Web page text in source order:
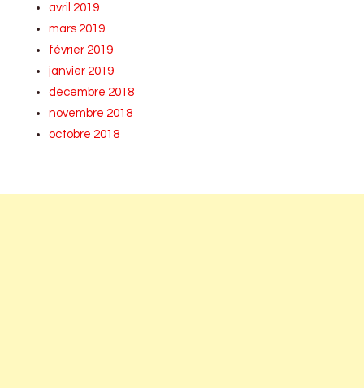
avril 2019
mars 2019
février 2019
janvier 2019
décembre 2018
novembre 2018
octobre 2018